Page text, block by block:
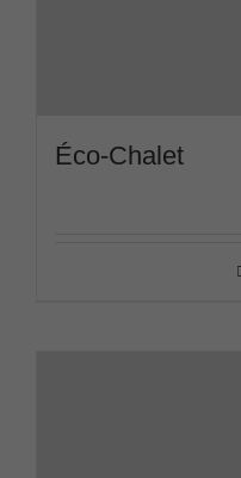
Éco-Chalet